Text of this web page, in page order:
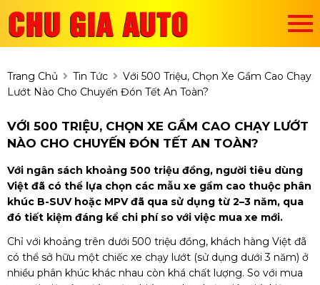
Trang Chủ Tin Tức
Với 500 Triệu, Chọn Xe Gầm Cao Chạy
Lướt Nào Cho Chuyến Đón Tết An Toàn?
VỚI 500 TRIỆU, CHỌN XE GẦM CAO CHẠY LƯỚT
NÀO CHO CHUYẾN ĐÓN TẾT AN TOÀN?
Với ngân sách khoảng 500 triệu đồng, người tiêu dùng
Việt đã có thể lựa chọn các mẫu xe gầm cao thuộc phân
khúc B-SUV hoặc MPV đã qua sử dụng từ 2–3 năm, qua
đó tiết kiệm đáng kể chi phí so với việc mua xe mới.
Chỉ với khoảng trên dưới 500 triệu đồng, khách hàng Việt đã
có thể sở hữu một chiếc xe chạy lướt (sử dụng dưới 3 năm) ở
nhiều phân khúc khác nhau còn khá chất lượng. So với mua